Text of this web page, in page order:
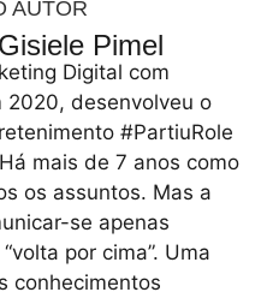
AUTOR
Gisiele Pimel
Digital com
2020, desenvolveu o
#PartiuRole
mais de 7 anos como
os assuntos. Mas a
se apenas
por cima”. Uma
conhecimentos